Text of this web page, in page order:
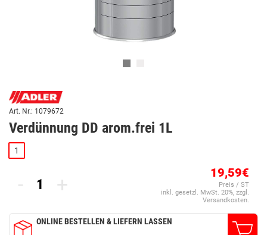
Art. Nr.: 1079672
Verdünnung DD arom.frei 1L
1
- + 19,59€
Preis / ST
inkl. gesetzl. MwSt. 20%, zzgl.
Versandkosten.
ONLINE BESTELLEN & LIEFERN LASSEN